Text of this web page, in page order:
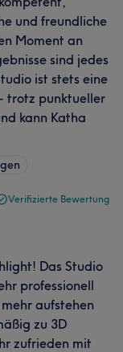
und freundliche
Moment an
sind jedes
ist stets eine
trotz punktueller
kann Katha
Verifizierte Bewertung
Das Studio
professionell
aufstehen
zu 3D
zufrieden mit